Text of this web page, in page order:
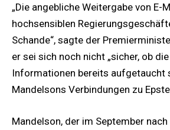
„Die angebliche Weitergabe von E-
hochsensiblen
Schande“, sagte der
er sei sich noch nicht „sicher, ob
Informationen bereits aufgetaucht
Mandelsons Verbindungen zu
Mandelson, der im September